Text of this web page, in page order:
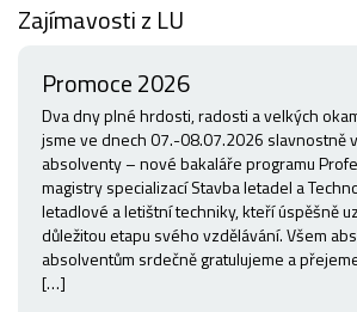
Zajímavosti z LU
Promoce 2026
Dva dny plné hrdosti, radosti a velkých
jsme ve dnech 07.-08.07.2026 slavnostně
absolventy – nové bakaláře programu
magistry specializací Stavba letadel a
letadlové a letištní techniky, kteří úspěšně
důležitou etapu svého vzdělávání. Všem
absolventům srdečně gratulujeme a
[…]